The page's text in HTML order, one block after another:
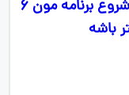
بخونیم و لطفا اهل بیداری باشه مثلا شروع برنامه مون ۶
باشه